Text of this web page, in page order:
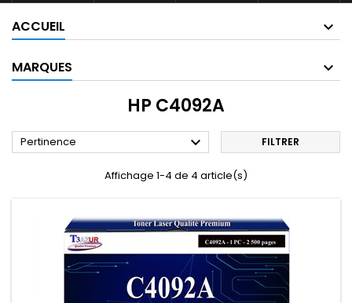
ACCUEIL
MARQUES
HP C4092A
Pertinence  FILTRER
Affichage 1-4 de 4 article(s)